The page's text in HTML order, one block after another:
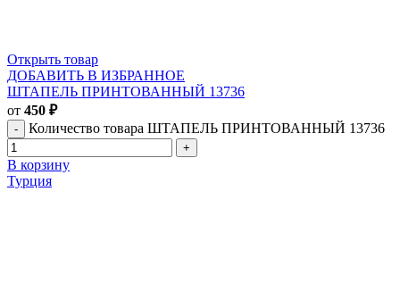
Открыть товар
ДОБАВИТЬ В ИЗБРАННОЕ
ШТАПЕЛЬ ПРИНТОВАННЫЙ 13736
от 450 ₽
Количество товара ШТАПЕЛЬ ПРИНТОВАННЫЙ 13736
В корзину
Турция